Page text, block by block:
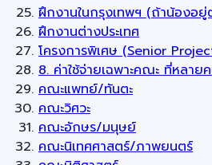
ฝึกงานในกรุงเทพฯ (ถ้าน้องอ
ฝึกงานต่างประเทศ
โครงการพิเศษ (Senior
8. ค่าใช้จ่ายเฉพาะคณะ ที่หลาย
คณะแพทย์/ทันตะ
คณะวิศวะ
คณะอักษร/มนุษย์
คณะนิเทศศาสตร์/ภาพยนตร์